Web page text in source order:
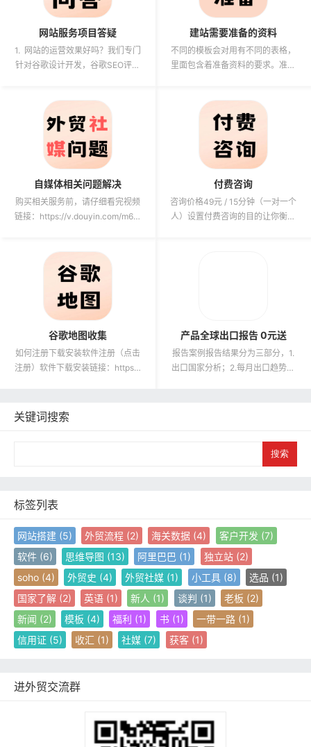
网站服务项目答疑
1. 网站的运营效果好吗？我们专门
针对谷歌设计开发，谷歌SEO评分
建站需要准备的资料
不同的模板会对用有不同的表格，
里面包含着准备资料的要求。准备
自媒体相关问题解决
购买相关服务前，请仔细看完视频
链接：https://v.douyin.com/m6t3
付费咨询
咨询价格49元 / 15分钟（一对一个
人）设置付费咨询的目的让你衡量
谷歌地图收集
如何注册下载安装软件注册（点击
注册）软件下载安装链接：https://
产品全球出口报告 0元送
报告案例报告结果分为三部分，1.
出口国家分析；2.每月出口趋势分
关键词搜索
标签列表
网站搭建(5) 外贸流程 (2) 海关数据 (4) 客户开发 (7)
软件(6) 思维导图 (13) 阿里巴巴 (1) 独立站(2)
soho(4) 外贸史 (4) 外贸社媒 (1) 小工具(8) 选品 (1)
国家了解(2) 英语 (1) 新人 (1) 谈判 (1) 老板 (2)
新闻 (2) 模板 (4) 福利 (1) 书(1) 一带一路(1)
信用证(5) 收汇 (1) 社媒 (7) 获客(1)
进外贸交流群